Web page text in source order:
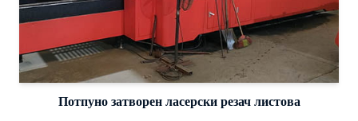
Потпуно затворен ласерски резач листова